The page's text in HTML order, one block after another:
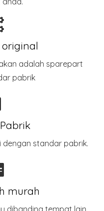
adalah sparepart
pabrik​
dengan standar pabrik.
murah